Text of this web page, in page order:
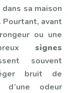
sa maison
avant
ou une
signes
souvent
bruit de
odeur